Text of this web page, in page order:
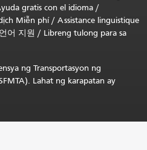
gratis con el idioma /
Miễn phí/ Assistance linguistique
어 지원 / Libreng tulong para sa
ng Transportasyon ng
Lahat ng karapatan ay